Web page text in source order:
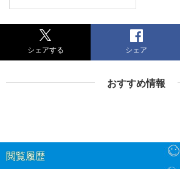
シェアする シェア
おすすめ情報
閲覧履歴